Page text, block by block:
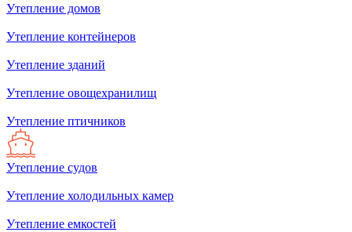
Утепление домов
Утепление контейнеров
Утепление зданий
Утепление овощехранилищ
Утепление птичников
Утепление судов
Утепление холодильных камер
Утепление емкостей